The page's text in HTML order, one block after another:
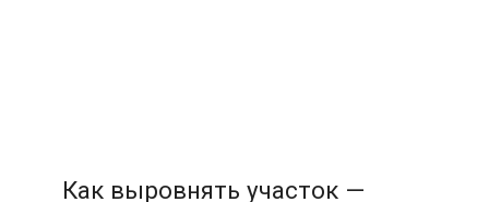
Как выровнять участок —